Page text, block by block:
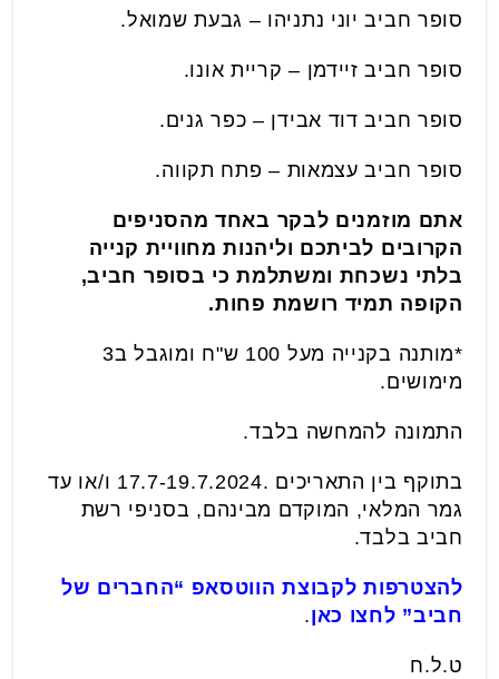
סופר חביב יוני נתניהו – גבעת שמואל.
סופר חביב זיידמן – קריית אונו.
סופר חביב דוד אבידן – כפר גנים.
סופר חביב עצמאות – פתח תקווה.
אתם מוזמנים לבקר באחד מהסניפים
הקרובים לביתכם וליהנות מחוויית קנייה
בלתי נשכחת ומשתלמת כי בסופר חביב,
הקופה תמיד רושמת פחות.
*מותנה בקנייה מעל 100 ש"ח ומוגבל ב3
מימושים.
התמונה להמחשה בלבד.
בתוקף בין התאריכים .17.7-19.7.2024 ו/או עד
גמר המלאי, המוקדם מבינהם, בסניפי רשת
חביב בלבד.
להצטרפות לקבוצת הווטסאפ “החברים של
חביב” לחצו כאן.
ט.ל.ח